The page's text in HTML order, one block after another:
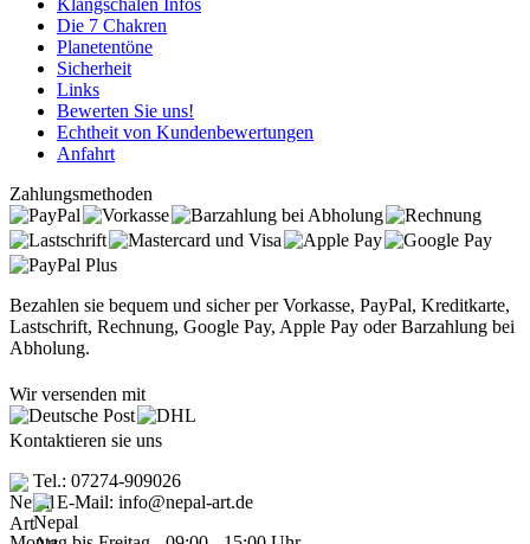
Klangschalen Infos
Die 7 Chakren
Planetentöne
Sicherheit
Links
Bewerten Sie uns!
Echtheit von Kundenbewertungen
Anfahrt
Zahlungsmethoden
Bezahlen sie bequem und sicher per Vorkasse, PayPal, Kreditkarte,
Lastschrift, Rechnung, Google Pay, Apple Pay oder Barzahlung bei
Abholung.
Wir versenden mit
Kontaktieren sie uns
Tel.: 07274-909026
E-Mail: info@nepal-art.de